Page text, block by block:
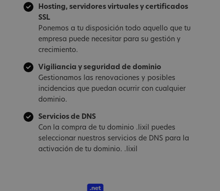
Hosting, servidores virtuales y certificados
SSL
Ponemos a tu disposición todo aquello que tu
empresa puede necesitar para su gestión y
crecimiento.
Vigiliancia y seguridad de dominio
Gestionamos las renovaciones y posibles
incidencias que puedan ocurrir con cualquier
dominio.
Servicios de DNS
Con la compra de tu dominio .lixil puedes
seleccionar nuestros servicios de DNS para la
activación de tu dominio. .lixil